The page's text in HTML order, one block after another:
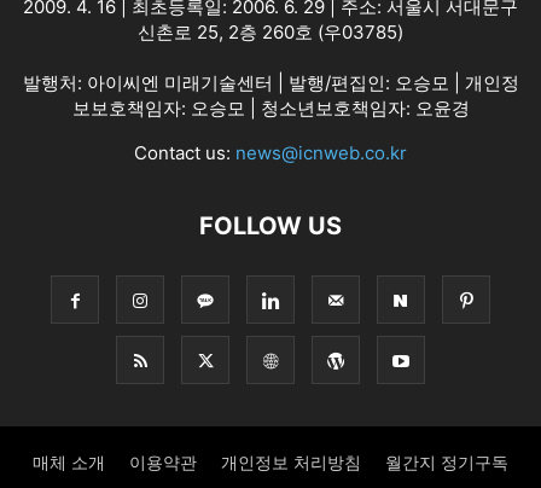
2009. 4. 16 | 최초등록일: 2006. 6. 29 | 주소: 서울시 서대문구
신촌로 25, 2층 260호 (우03785)
발행처: 아이씨엔 미래기술센터 | 발행/편집인: 오승모 | 개인정
보보호책임자: 오승모 | 청소년보호책임자: 오윤경
Contact us: news@icnweb.co.kr
FOLLOW US
매체 소개 이용약관 개인정보 처리방침 월간지 정기구독